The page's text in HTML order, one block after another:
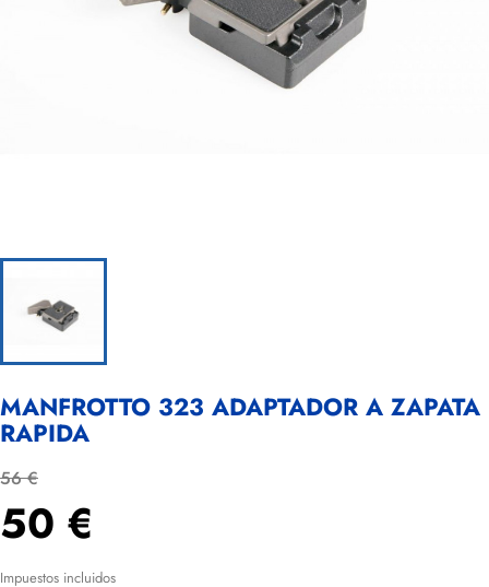
MANFROTTO 323 ADAPTADOR A ZAPATA
RAPIDA
56 €
50 €
Impuestos incluidos